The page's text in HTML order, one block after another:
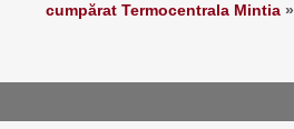
cumpărat Termocentrala Mintia»